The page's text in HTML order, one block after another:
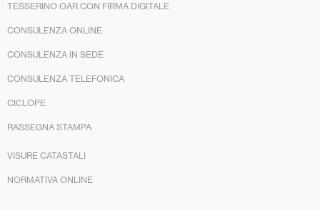
TESSERINO OAR CON FIRMA DIGITALE
CONSULENZA ONLINE
CONSULENZA IN SEDE
CONSULENZA TELEFONICA
CICLOPE
RASSEGNA STAMPA
VISURE CATASTALI
NORMATIVA ONLINE